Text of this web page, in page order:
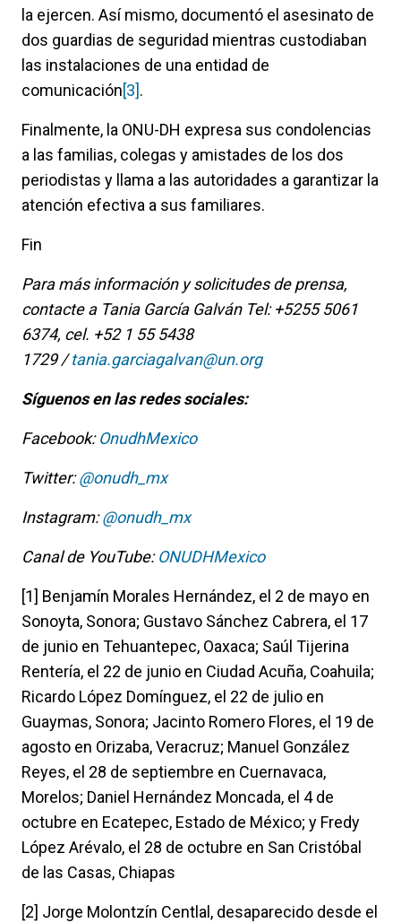
la ejercen. Así mismo, documentó el asesinato de
dos guardias de seguridad mientras custodiaban
las instalaciones de una entidad de
comunicación[3].
Finalmente, la ONU-DH expresa sus condolencias
a las familias, colegas y amistades de los dos
periodistas y llama a las autoridades a garantizar la
atención efectiva a sus familiares.
Fin
Para más información y solicitudes de prensa,
contacte a Tania García Galván Tel: +5255 5061
6374, cel. +52 1 55 5438
1729 /tania.garciagalvan@un.org
Síguenos en las redes sociales:
Facebook:OnudhMexico
Twitter:@onudh_mx
Instagram:@onudh_mx
Canal de YouTube:ONUDHMexico
[1] Benjamín Morales Hernández, el 2 de mayo en
Sonoyta, Sonora; Gustavo Sánchez Cabrera, el 17
de junio en Tehuantepec, Oaxaca; Saúl Tijerina
Rentería, el 22 de junio en Ciudad Acuña, Coahuila;
Ricardo López Domínguez, el 22 de julio en
Guaymas, Sonora; Jacinto Romero Flores, el 19 de
agosto en Orizaba, Veracruz; Manuel González
Reyes, el 28 de septiembre en Cuernavaca,
Morelos; Daniel Hernández Moncada, el 4 de
octubre en Ecatepec, Estado de México; y Fredy
López Arévalo, el 28 de octubre en San Cristóbal
de las Casas, Chiapas
[2] Jorge Molontzín Centlal, desaparecido desde el